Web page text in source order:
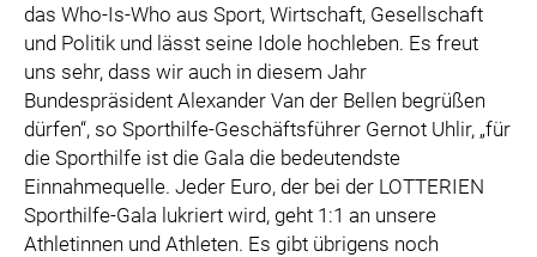
das Who-Is-Who aus Sport, Wirtschaft, Gesellschaft
und Politik und lässt seine Idole hochleben. Es freut
uns sehr, dass wir auch in diesem Jahr
Bundespräsident Alexander Van der Bellen begrüßen
dürfen“, so Sporthilfe-Geschäftsführer Gernot Uhlir, „für
die Sporthilfe ist die Gala die bedeutendste
Einnahmequelle. Jeder Euro, der bei der LOTTERIEN
Sporthilfe-Gala lukriert wird, geht 1:1 an unsere
Athletinnen und Athleten. Es gibt übrigens noch